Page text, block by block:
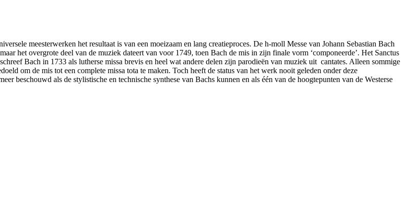
meesterwerken het resultaat is van een moeizaam en lang creatieproces. De h-moll Messe van Johann Sebastian Bach
het overgrote deel van de muziek dateert van voor 1749, toen Bach de mis in zijn finale vorm ‘componeerde’. Het Sanctus
Bach in 1733 als lutherse missa brevis en heel wat andere delen zijn parodieën van muziek uit cantates. Alleen sommige
om de mis tot een complete missa tota te maken. Toch heeft de status van het werk nooit geleden onder deze
beschouwd als de stylistische en technische synthese van Bachs kunnen en als één van de hoogtepunten van de Westerse